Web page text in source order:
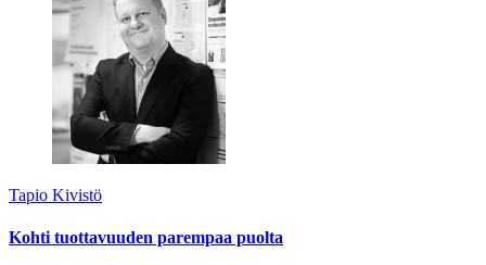
Tapio Kivistö
Kohti tuottavuuden parempaa puolta